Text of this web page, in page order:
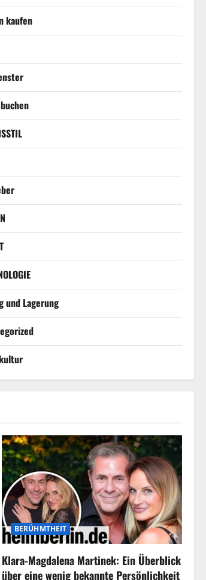
kaufen
und Lagerung
BERÜHMTHEIT
Klara-Magdalena Martinek: Ein Überblick
über eine wenig bekannte Persönlichkeit